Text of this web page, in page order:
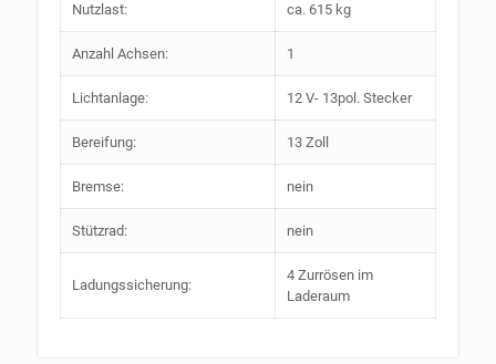
Nutzlast: ca. 615 kg
Anzahl Achsen: 1
Lichtanlage: 12 V- 13pol. Stecker
Bereifung: 13 Zoll
Bremse: nein
Stützrad: nein
Ladungssicherung:
4 Zurrösen im
Laderaum